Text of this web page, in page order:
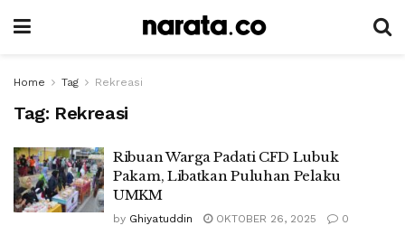
Home Tag Rekreasi
Tag: Rekreasi
Ribuan Warga Padati CFD Lubuk
Pakam, Libatkan Puluhan Pelaku
UMKM
by Ghiyatuddin OKTOBER 26, 2025 0